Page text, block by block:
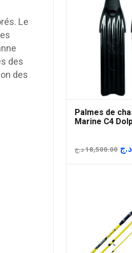
Le
des
des
Palmes de
Marine C4
18,500.00د.ج
Le
د.ج